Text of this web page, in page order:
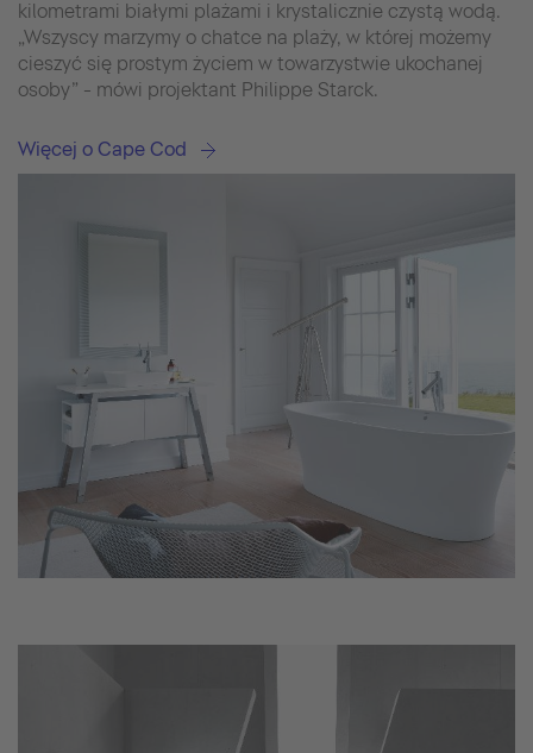
kilometrami białymi plażami i krystalicznie czystą wodą.
„Wszyscy marzymy o chatce na plaży, w której możemy
cieszyć się prostym życiem w towarzystwie ukochanej
osoby” - mówi projektant Philippe Starck.
Więcej o Cape Cod